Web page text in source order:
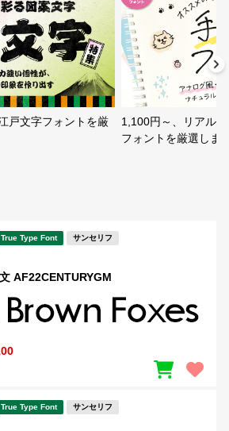
戸文字フォントを厳
1,100円～、リアル
フォントを厳選しま
True Type Font サンセリフ
AF22CENTURYGM
True Type Font サンセリフ